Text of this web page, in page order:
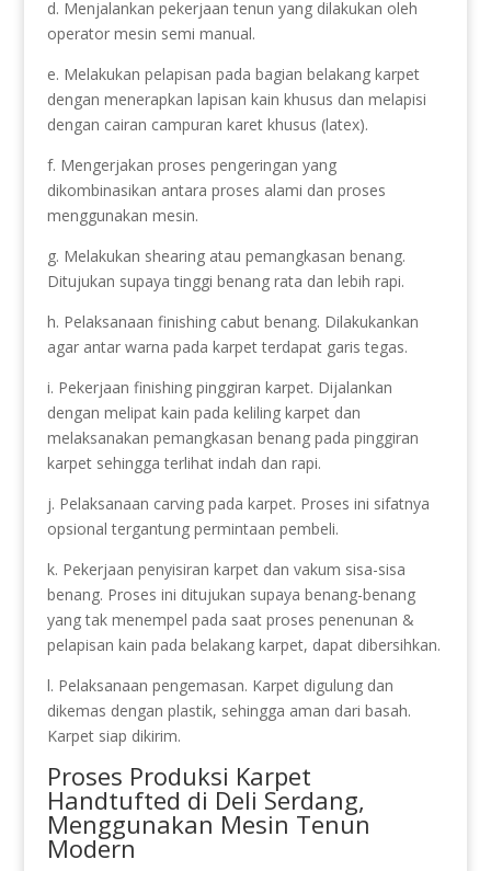
d. Menjalankan pekerjaan tenun yang dilakukan oleh
operator mesin semi manual.
e. Melakukan pelapisan pada bagian belakang karpet
dengan menerapkan lapisan kain khusus dan melapisi
dengan cairan campuran karet khusus (latex).
f. Mengerjakan proses pengeringan yang
dikombinasikan antara proses alami dan proses
menggunakan mesin.
g. Melakukan shearing atau pemangkasan benang.
Ditujukan supaya tinggi benang rata dan lebih rapi.
h. Pelaksanaan finishing cabut benang. Dilakukankan
agar antar warna pada karpet terdapat garis tegas.
i. Pekerjaan finishing pinggiran karpet. Dijalankan
dengan melipat kain pada keliling karpet dan
melaksanakan pemangkasan benang pada pinggiran
karpet sehingga terlihat indah dan rapi.
j. Pelaksanaan carving pada karpet. Proses ini sifatnya
opsional tergantung permintaan pembeli.
k. Pekerjaan penyisiran karpet dan vakum sisa-sisa
benang. Proses ini ditujukan supaya benang-benang
yang tak menempel pada saat proses penenunan &
pelapisan kain pada belakang karpet, dapat dibersihkan.
l. Pelaksanaan pengemasan. Karpet digulung dan
dikemas dengan plastik, sehingga aman dari basah.
Karpet siap dikirim.
Proses Produksi Karpet
Handtufted di Deli Serdang,
Menggunakan Mesin Tenun
Modern